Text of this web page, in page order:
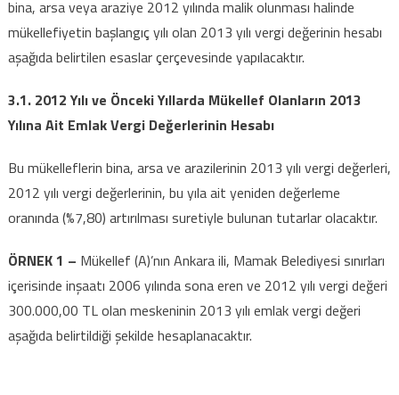
bina, arsa veya araziye 2012 yılında malik olunması halinde
mükellefiyetin başlangıç yılı olan 2013 yılı vergi değerinin hesabı
aşağıda belirtilen esaslar çerçevesinde yapılacaktır.
3.1. 2012 Yılı ve Önceki Yıllarda Mükellef Olanların 2013
Yılına Ait Emlak Vergi Değerlerinin Hesabı
Bu mükelleflerin bina, arsa ve arazilerinin 2013 yılı vergi değerleri,
2012 yılı vergi değerlerinin, bu yıla ait yeniden değerleme
oranında (%7,80) artırılması suretiyle bulunan tutarlar olacaktır.
ÖRNEK 1 – Mükellef (A)’nın Ankara ili, Mamak Belediyesi sınırları
içerisinde inşaatı 2006 yılında sona eren ve 2012 yılı vergi değeri
300.000,00 TL olan meskeninin 2013 yılı emlak vergi değeri
aşağıda belirtildiği şekilde hesaplanacaktır.